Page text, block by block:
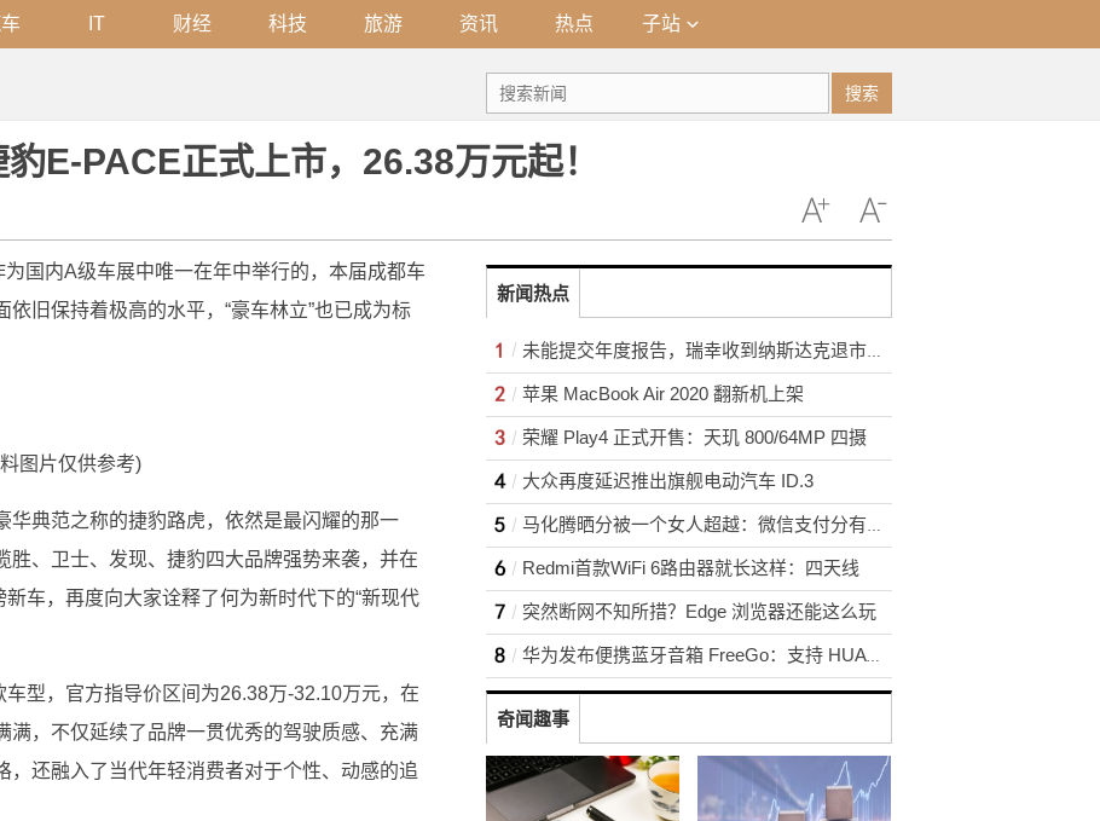
IT 财经 科技 旅游 资讯 热点 子站
搜索
E-PACE正式上市，26.38万元起！
国内A级车展中唯一在年中举行的，本届成都车
旧保持着极高的水平，“豪车林立”也已成为标
图片仅供参考)
华典范之称的捷豹路虎，依然是最闪耀的那一
胜、卫士、发现、捷豹四大品牌强势来袭，并在
车，再度向大家诠释了何为新时代下的“新现代
型，官方指导价区间为26.38万-32.10万元，在
满，不仅延续了品牌一贯优秀的驾驶质感、充满
，还融入了当代年轻消费者对于个性、动感的追
新闻热点
未能提交年度报告，瑞幸收到纳斯达克退市通知
苹果 MacBook Air 2020 翻新机上架
荣耀 Play4 正式开售：天玑 800/64MP 四摄
大众再度延迟推出旗舰电动汽车 ID.3
马化腾晒分被一个女人超越：微信支付分有啥用？
Redmi首款WiFi 6路由器就长这样：四天线
突然断网不知所措？Edge 浏览器还能这么玩
华为发布便携蓝牙音箱 FreeGo：支持 HUAWEI Share
奇闻趣事